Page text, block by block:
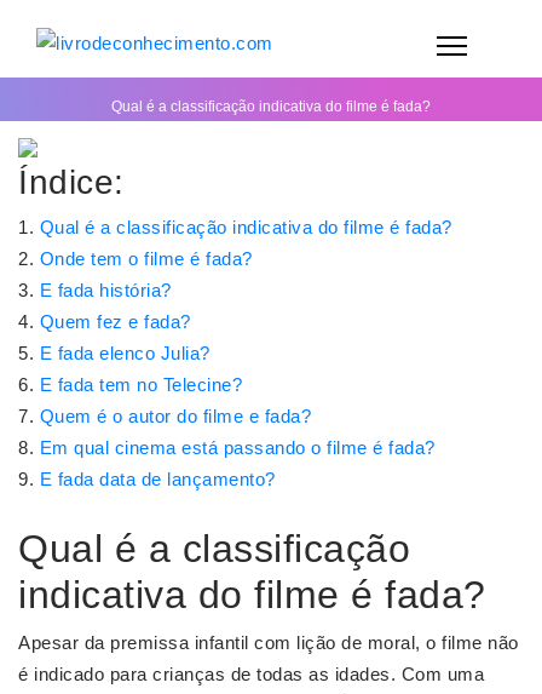
Qual é a classificação indicativa do filme é fada?
Índice:
Qual é a classificação indicativa do filme é fada?
Onde tem o filme é fada?
E fada história?
Quem fez e fada?
E fada elenco Julia?
E fada tem no Telecine?
Quem é o autor do filme e fada?
Em qual cinema está passando o filme é fada?
E fada data de lançamento?
Qual é a classificação
indicativa do filme é fada?
Apesar da premissa infantil com lição de moral, o filme não
é indicado para crianças de todas as idades. Com uma